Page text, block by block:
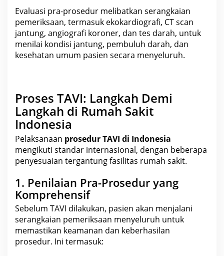
Evaluasi pra-prosedur melibatkan serangkaian
pemeriksaan, termasuk ekokardiografi, CT scan
jantung, angiografi koroner, dan tes darah, untuk
menilai kondisi jantung, pembuluh darah, dan
kesehatan umum pasien secara menyeluruh.
Proses TAVI: Langkah Demi
Langkah di Rumah Sakit
Indonesia
Pelaksanaan prosedur TAVI di Indonesia
mengikuti standar internasional, dengan beberapa
penyesuaian tergantung fasilitas rumah sakit.
1. Penilaian Pra-Prosedur yang
Komprehensif
Sebelum TAVI dilakukan, pasien akan menjalani
serangkaian pemeriksaan menyeluruh untuk
memastikan keamanan dan keberhasilan
prosedur. Ini termasuk: